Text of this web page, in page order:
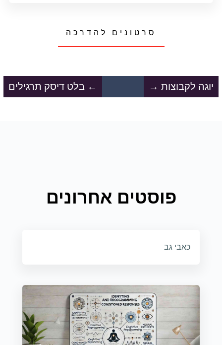
סרטונים להדרכה
←בלט דיסק תרגילים יוגה לקבוצות→
פוסטים אחרונים
כאבי גב